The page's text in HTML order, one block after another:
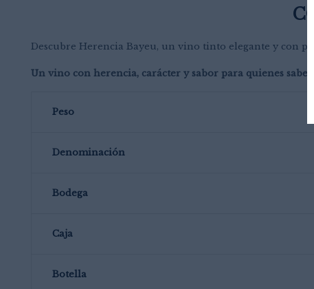
Descubre Herencia Bayeu, un vino tinto elegante y con
Un vino con herencia, carácter y sabor para quienes
Peso
Denominación
Bodega
Caja
Botella